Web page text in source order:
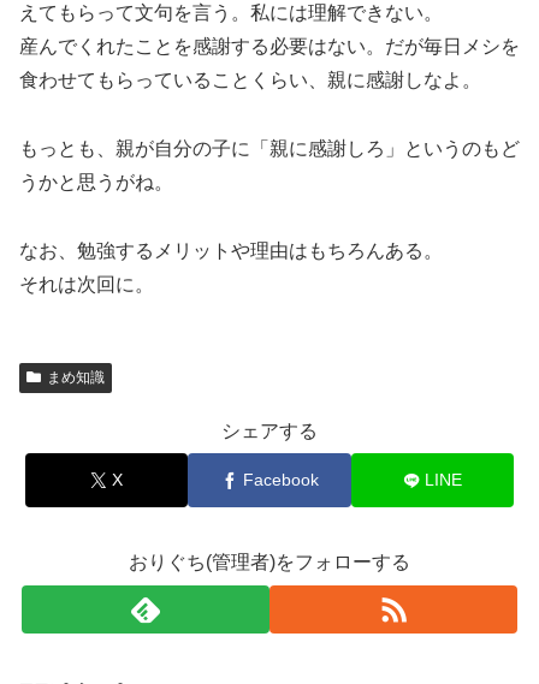
えてもらって文句を言う。私には理解できない。
産んでくれたことを感謝する必要はない。だが毎日メシを
食わせてもらっていることくらい、親に感謝しなよ。
もっとも、親が自分の子に「親に感謝しろ」というのもど
うかと思うがね。
なお、勉強するメリットや理由はもちろんある。
それは次回に。
まめ知識
シェアする
X Facebook LINE
おりぐち(管理者)をフォローする